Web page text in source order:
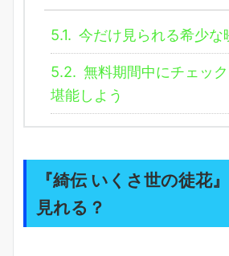
5.1. 今だけ見られる希少な
5.2. 無料期間中にチェッ
堪能しよう
『綺伝 いくさ世の徒花
見れる？